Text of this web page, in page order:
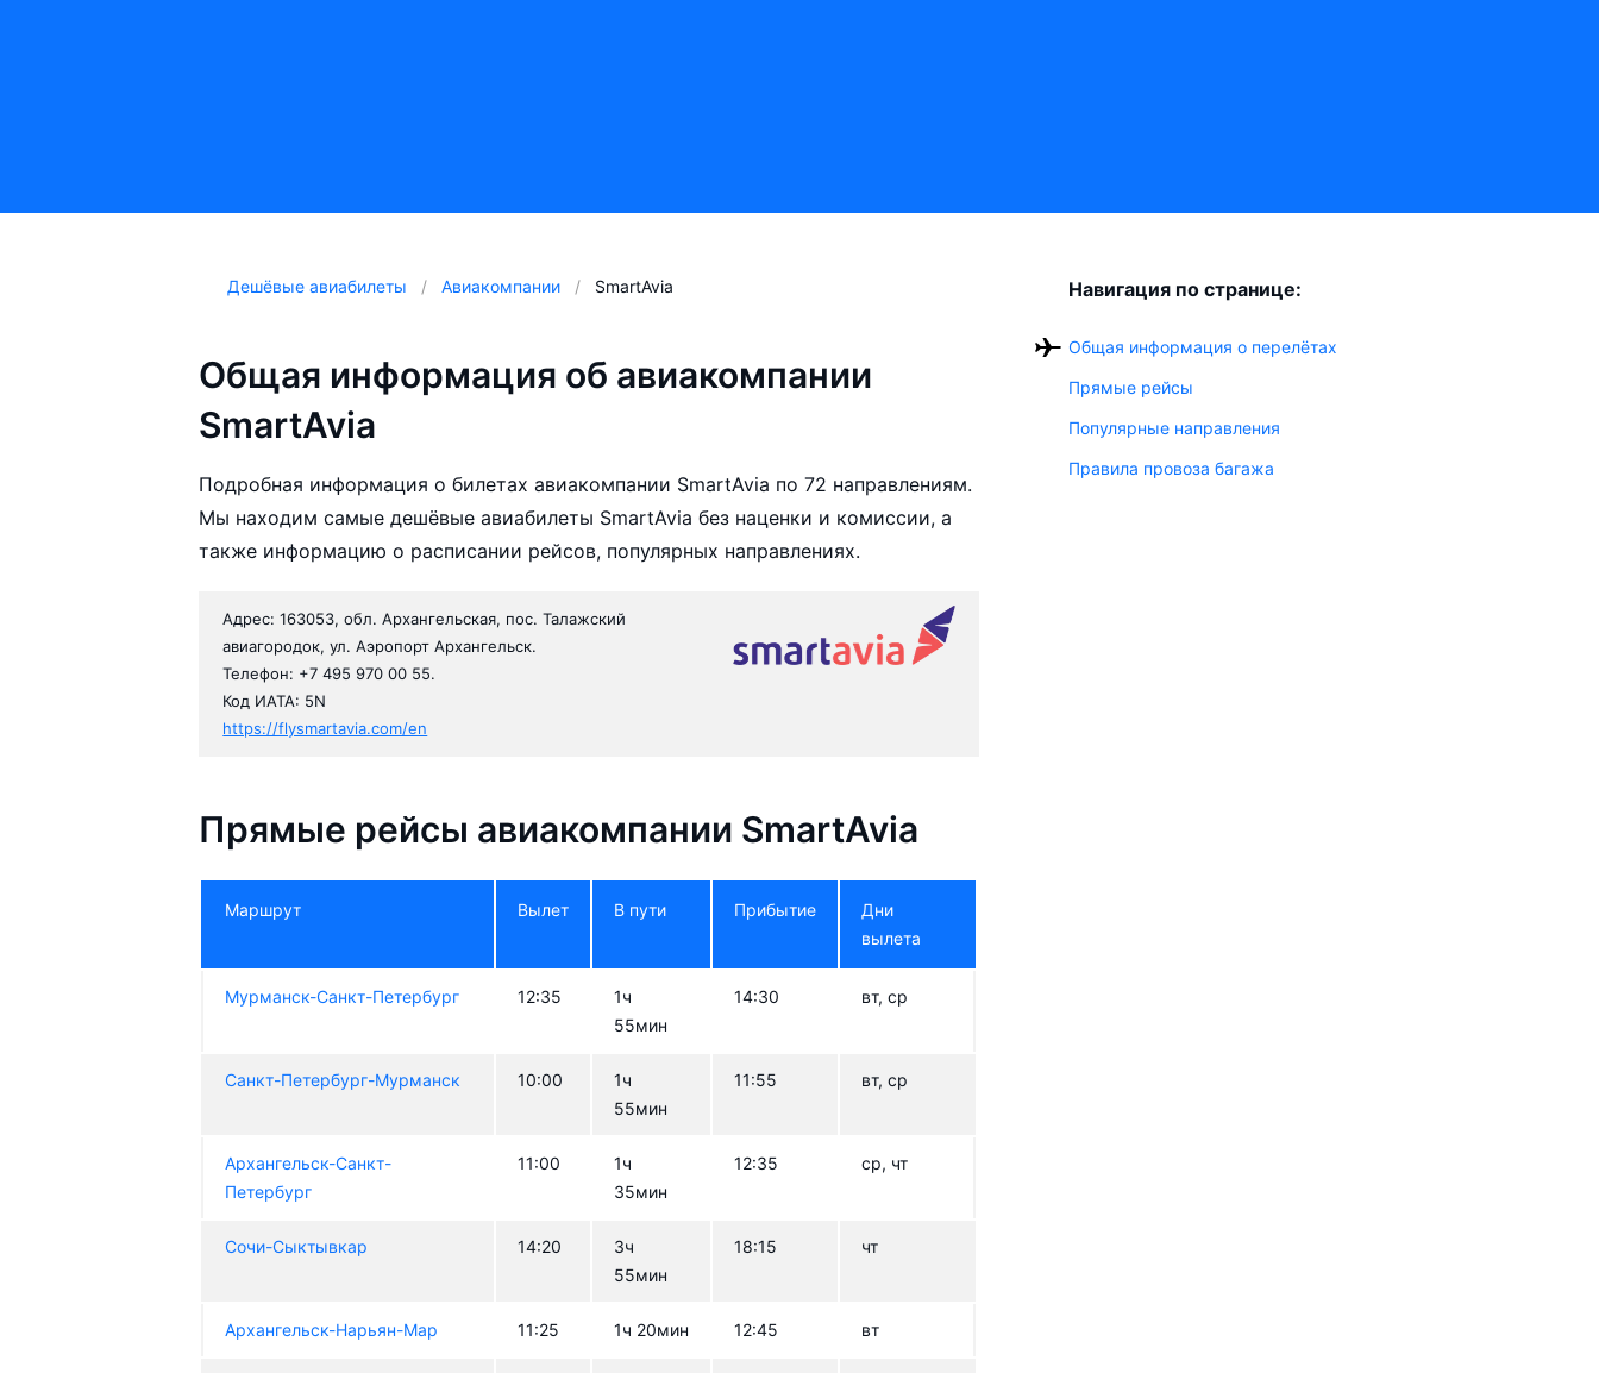
Дешёвые авиабилеты Авиакомпании SmartAvia
Общая информация об авиакомпании
SmartAvia
Подробная информация о билетах авиакомпании SmartAvia по 72 направлениям.
Мы находим самые дешёвые авиабилеты SmartAvia без наценки и комиссии, а
также информацию о расписании рейсов, популярных направлениях.
Адрес: 163053, обл. Архангельская, пос. Талажский
авиагородок, ул. Аэропорт Архангельск.
Телефон: +7 495 970 00 55.
Код ИАТА: 5N
https://flysmartavia.com/en
Прямые рейсы авиакомпании SmartAvia
Маршрут Вылет В пути Прибытие
Дни
вылета
Мурманск-Санкт-Петербург 12:35
1ч
55мин
14:30 вт, ср
Санкт-Петербург-Мурманск 10:00
1ч
55мин
11:55 вт, ср
Архангельск-Санкт-
Петербург
11:00
1ч
35мин
12:35 ср, чт
Сочи-Сыктывкар 14:20
3ч
55мин
18:15 чт
Архангельск-Нарьян-Мар 11:25 1ч 20мин 12:45 вт
Навигация по странице:
Общая информация о перелётах
Прямые рейсы
Популярные направления
Правила провоза багажа